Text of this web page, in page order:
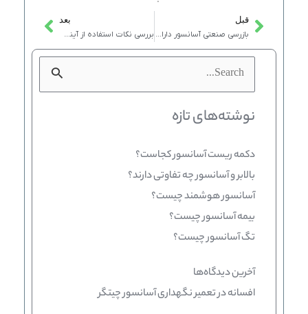
Prev
قبل
بازرسی صنعتی آسانسور دارای چه مراحلی است؟
بعد
بررسی نکات استفاده از آینه در کابین آسانسور Next
جستجو
برای:
نوشته‌های تازه
دکمه ریست آسانسور کجاست؟
بالابر و آسانسور چه تفاوتی دارند؟
آسانسور هوشمند چیست؟
بیمه آسانسور چیست؟
تگ آسانسور چیست؟
آخرین دیدگاه‌ها
افسانهدرتعمیر نگهداری آسانسور چیتگر